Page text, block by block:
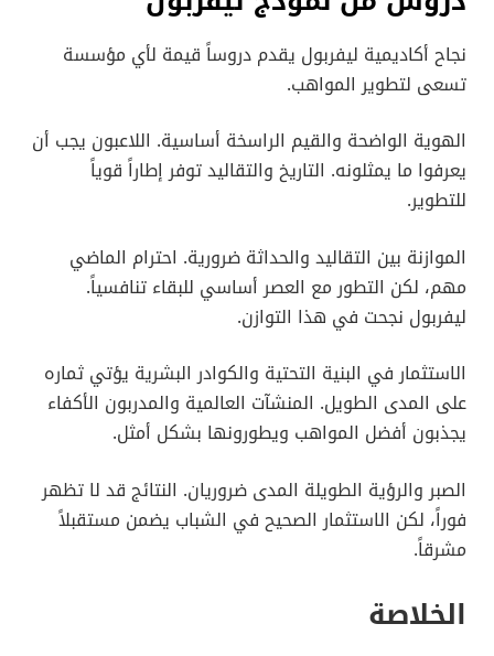
نجاح أكاديمية ليفربول يقدم دروساً قيمة لأي مؤسسة
تسعى لتطوير المواهب.
الهوية الواضحة والقيم الراسخة أساسية. اللاعبون يجب أن
يعرفوا ما يمثلونه. التاريخ والتقاليد توفر إطاراً قوياً
للتطوير.
الموازنة بين التقاليد والحداثة ضرورية. احترام الماضي
مهم، لكن التطور مع العصر أساسي للبقاء تنافسياً.
ليفربول نجحت في هذا التوازن.
الاستثمار في البنية التحتية والكوادر البشرية يؤتي ثماره
على المدى الطويل. المنشآت العالمية والمدربون الأكفاء
يجذبون أفضل المواهب ويطورونها بشكل أمثل.
الصبر والرؤية الطويلة المدى ضروريان. النتائج قد لا تظهر
فوراً، لكن الاستثمار الصحيح في الشباب يضمن مستقبلاً
مشرقاً.
الخلاصة